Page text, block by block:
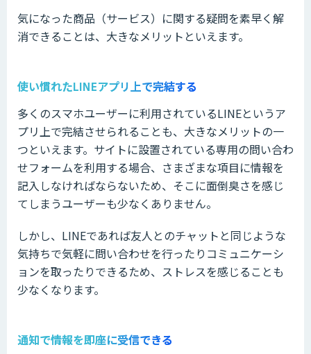
気になった商品（サービス）に関する疑問を素早く解
消できることは、大きなメリットといえます。
使い慣れたLINEアプリ上で完結する
多くのスマホユーザーに利用されているLINEというア
プリ上で完結させられることも、大きなメリットの一
つといえます。サイトに設置されている専用の問い合わ
せフォームを利用する場合、さまざまな項目に情報を
記入しなければならないため、そこに面倒臭さを感じ
てしまうユーザーも少なくありません。
しかし、LINEであれば友人とのチャットと同じような
気持ちで気軽に問い合わせを行ったりコミュニケーシ
ョンを取ったりできるため、ストレスを感じることも
少なくなります。
通知で情報を即座に受信できる